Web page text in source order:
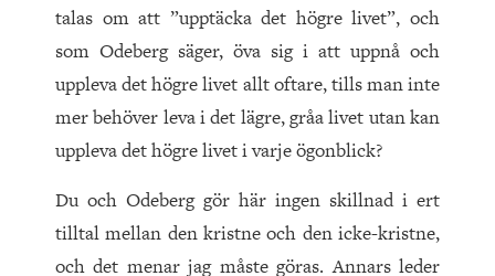
talas om att ”upptäcka det högre livet”, och
som Odeberg säger, öva sig i att uppnå och
uppleva det högre livet allt oftare, tills man inte
mer behöver leva i det lägre, gråa livet utan kan
uppleva det högre livet i varje ögonblick?
Du och Odeberg gör här ingen skillnad i ert
tilltal mellan den kristne och den icke-kristne,
och det menar jag måste göras. Annars leder